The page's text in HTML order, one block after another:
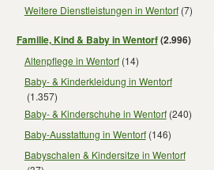
Weitere Dienstleistungen in Wentorf(7)
Familie, Kind & Baby in Wentorf(2.996)
Altenpflege in Wentorf(14)
Baby- & Kinderkleidung in Wentorf
(1.357)
Baby- & Kinderschuhe in Wentorf(240)
Baby-Ausstattung in Wentorf(146)
Babyschalen & Kindersitze in Wentorf